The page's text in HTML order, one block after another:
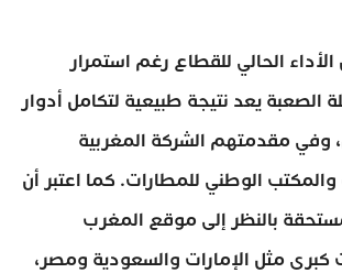
الحالي للقطاع رغم استمرار
الصعبة يعد نتيجة طبيعية لتكامل أدوار
وفي مقدمتهم الشركة المغربية
والمكتب الوطني للمطارات. كما اعتبر أن
بالنظر إلى موقع المغرب
كبرى مثل الإمارات والسعودية ومصر،